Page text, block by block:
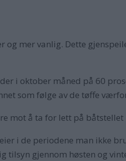
mer vanlig. Dette
i oktober måned på 60
som følge av de tøffe
mot å ta for lett på
i de periodene man ikke
tilsyn gjennom høsten og